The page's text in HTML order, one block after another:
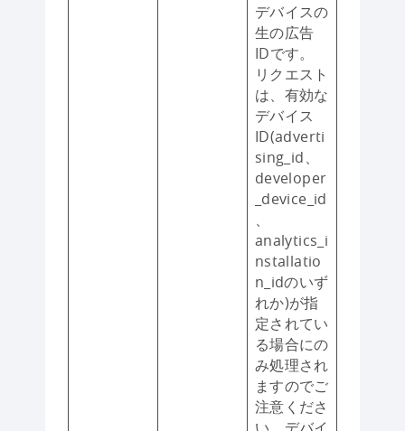
デバイスの
生の広告
IDです。
リクエスト
は、有効な
デバイス
ID(adverti
sing_id、
developer
_device_id
、
analytics_i
nstallatio
n_idのいず
れか)が指
定されてい
る場合にの
み処理され
ますのでご
注意くださ